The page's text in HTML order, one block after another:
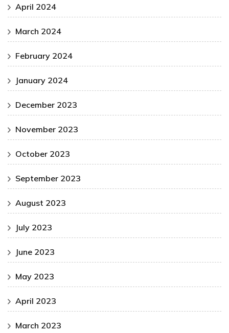
April 2024
March 2024
February 2024
January 2024
December 2023
November 2023
October 2023
September 2023
August 2023
July 2023
June 2023
May 2023
April 2023
March 2023